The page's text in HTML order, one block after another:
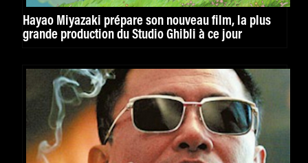
Hayao Miyazaki prépare son nouveau film, la plus
grande production du Studio Ghibli à ce jour